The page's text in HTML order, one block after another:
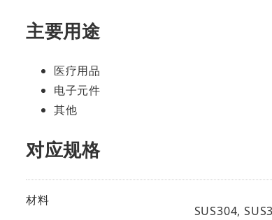
主要用途
医疗用品
电子元件
其他
对应规格
材料
SUS304,